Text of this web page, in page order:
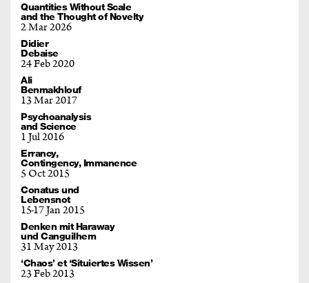
Quantities Without Scale
and the Thought of Novelty
2 Mar 2026
Didier
Debaise
24 Feb 2020
Ali
Benmakhlouf
13 Mar 2017
Psychoanalysis
and Science
1 Jul 2016
Errancy,
Contingency, Immanence
5 Oct 2015
Conatus und
Lebensnot
1517 Jan 2015
Denken mit Haraway
und Canguilhem
31 May 2013
‘Chaos’ et ‘Situiertes Wissen’
23 Feb 2013